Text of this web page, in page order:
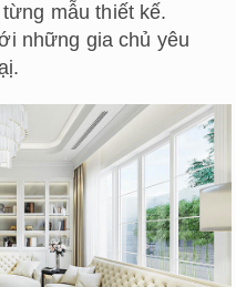
mẫu thiết kế.
những gia chủ yêu